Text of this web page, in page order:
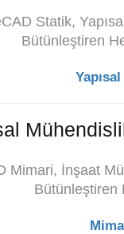
Statik,
Bütünleştiren
Mimari, İnşaat
Bütünleştiren